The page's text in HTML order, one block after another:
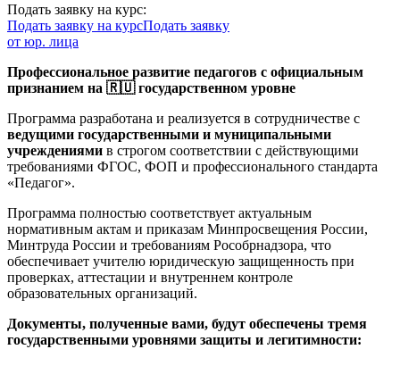
Подать заявку на курс:
Подать заявку на курсПодать заявку
от юр. лица
Профессиональное развитие педагогов с официальным
признанием на 🇷🇺 государственном уровне
Программа разработана и реализуется в сотрудничестве с
ведущими государственными и муниципальными
учреждениями в строгом соответствии с действующими
требованиями ФГОС, ФОП и профессионального стандарта
«Педагог».
Программа полностью соответствует актуальным
нормативным актам и приказам Минпросвещения России,
Минтруда России и требованиям Рособрнадзора, что
обеспечивает учителю юридическую защищенность при
проверках, аттестации и внутреннем контроле
образовательных организаций.
Документы, полученные вами, будут обеспечены тремя
государственными уровнями защиты и легитимности: